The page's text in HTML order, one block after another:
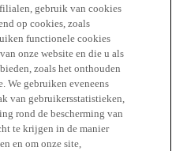
gebruik van cookies
op cookies, zoals
functionele cookies
onze website en die u als
zoals het onthouden
We gebruiken eveneens
van gebruikersstatistieken,
rond de bescherming van
te krijgen in de manier
en om onze site,